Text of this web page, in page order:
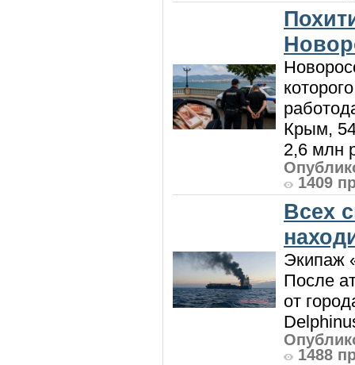
Крым,
2,6 млн
1409
Всех
Экипаж
После
от
1488